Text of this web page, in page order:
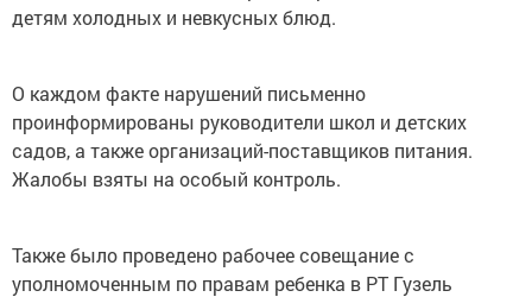
детям холодных и невкусных блюд.
О каждом факте нарушений письменно
проинформированы руководители школ и детских
садов, а также организаций-поставщиков питания.
Жалобы взяты на особый контроль.
Также было проведено рабочее совещание с
уполномоченным по правам ребенка в РТ Гузель